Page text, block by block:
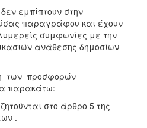
εμπίπτουν στην
παραγράφου και έχουν
συμφωνίες με την
ανάθεσης δημοσίων
των προσφορών
παρακάτω:
στο άρθρο 5 της
.